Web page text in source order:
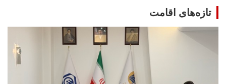
تازه‌های اقامت